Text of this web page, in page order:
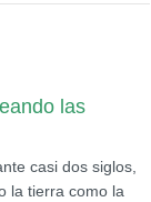
las
casi dos siglos,
la tierra como la